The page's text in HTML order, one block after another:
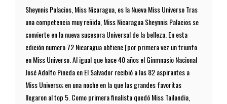
Sheynnis Palacios, Miss Nicaragua, es la Nueva Miss Universo Tras
una competencia muy reñida, Miss Nicaragua Sheynnis Palacios se
convierte en la nueva sucesora Universal de la belleza. En esta
edición numero 72 Nicaragua obtiene [por primera vez un triunfo
en Miss Universo. Al igual que hace 40 años el Ginmnasio Nacional
José Adolfo Pineda en El Salvador recibió a las 82 aspirantes a
Miss Universo; en una noche en la que las grandes favoritas
llegaron al top 5. Como primera finalista quedó Miss Tailandia,